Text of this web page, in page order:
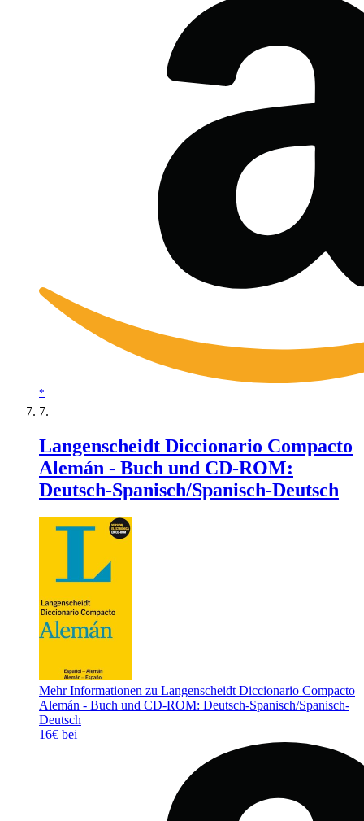
*
Langenscheidt Diccionario Compacto
Alemán - Buch und CD-ROM:
Deutsch-Spanisch/Spanisch-Deutsch
Mehr Informationen zu Langenscheidt Diccionario Compacto
Alemán - Buch und CD-ROM: Deutsch-Spanisch/Spanisch-
Deutsch
16€ bei